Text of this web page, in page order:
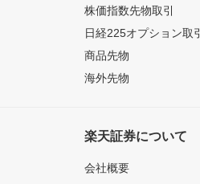
株価指数先物取引
日経225オプション取引
商品先物
海外先物
楽天証券について
会社概要